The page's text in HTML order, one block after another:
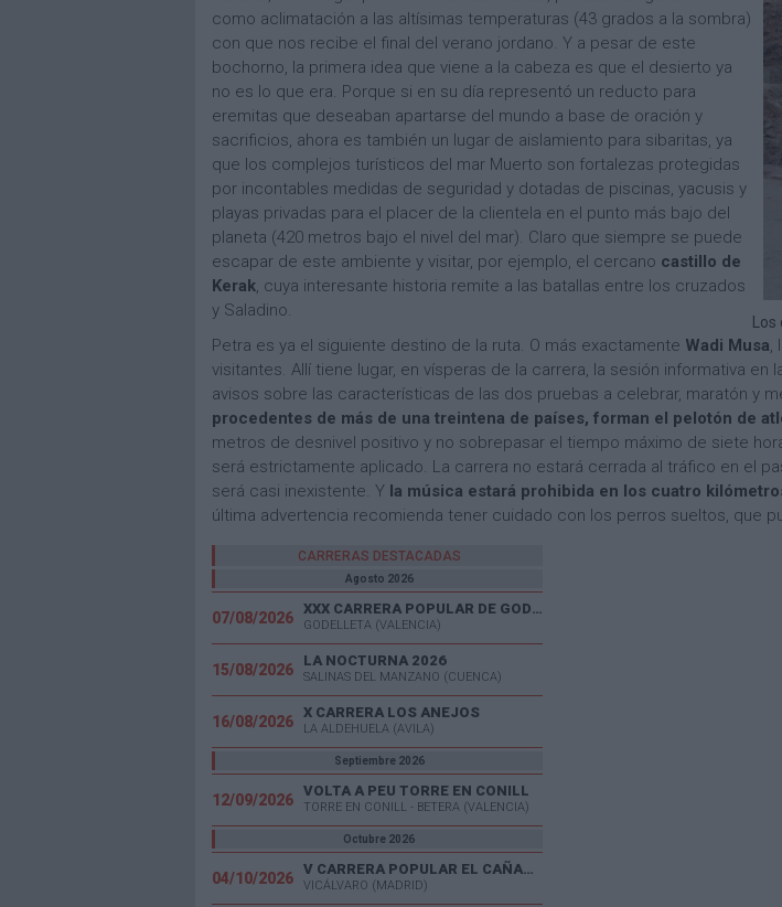
como aclimatación a las altísimas temperaturas (43 grados a la sombra)
con que nos recibe el final del verano jordano. Y a pesar de este
bochorno, la primera idea que viene a la cabeza es que el desierto ya
no es lo que era. Porque si en su día representó un reducto para
eremitas que deseaban apartarse del mundo a base de oración y
sacrificios, ahora es también un lugar de aislamiento para sibaritas, ya
que los complejos turísticos del mar Muerto son fortalezas protegidas
por incontables medidas de seguridad y dotadas de piscinas, yacusis y
playas privadas para el placer de la clientela en el punto más bajo del
planeta (420 metros bajo el nivel del mar). Claro que siempre se puede
escapar de este ambiente y visitar, por ejemplo, el cercano castillo de
Kerak, cuya interesante historia remite a las batallas entre los cruzados
y Saladino.
Petra es ya el siguiente destino de la ruta. O más exactamente Wadi Musa,
visitantes. Allí tiene lugar, en vísperas de la carrera, la sesión informativa
avisos sobre las características de las dos pruebas a celebrar, maratón y
procedentes de más de una treintena de países, forman el pelotón de
metros de desnivel positivo y no sobrepasar el tiempo máximo de siete
será estrictamente aplicado. La carrera no estará cerrada al tráfico en el
será casi inexistente. Y la música estará prohibida en los cuatro
última advertencia recomienda tener cuidado con los perros sueltos, que
CARRERAS DESTACADAS
Agosto 2026
07/08/2026
XXX CARRERA POPULAR DE GODELLETA
GODELLETA (VALENCIA)
15/08/2026
LA NOCTURNA 2026
SALINAS DEL MANZANO (CUENCA)
16/08/2026
X CARRERA LOS ANEJOS
LA ALDEHUELA (AVILA)
Septiembre 2026
12/09/2026
VOLTA A PEU TORRE EN CONILL
TORRE EN CONILL - BETERA (VALENCIA)
Octubre 2026
04/10/2026
V CARRERA POPULAR EL CAÑAVERAL
VICÁLVARO (MADRID)